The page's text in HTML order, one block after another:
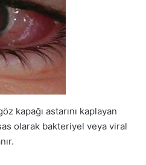
kapağı astarını kaplayan
olarak bakteriyel veya viral